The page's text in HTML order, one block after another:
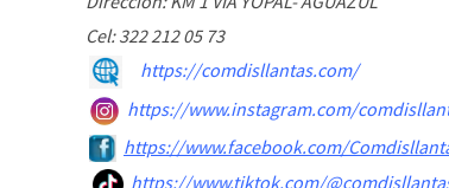
Cel: 322 212 05 73
https://comdisllantas.com/
https://www.instagram.com/
https://www.facebook.com/
https://www.tiktok.com/